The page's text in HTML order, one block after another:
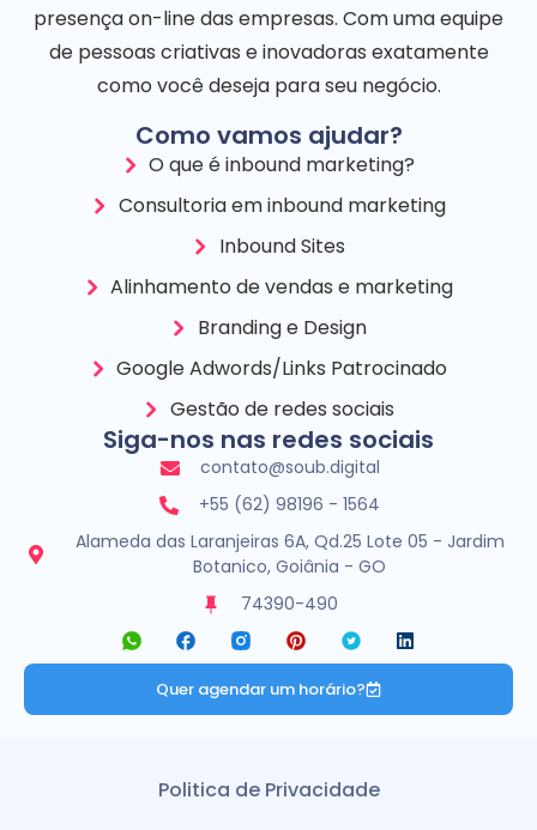
Siga-nos nas redes sociais
contato@soub.digital
+55 (62) 98196 - 1564
Alameda das Laranjeiras 6A, Qd.25 Lote 05 - Jardim
Botanico, Goiânia - GO
74390-490
Quer agendar um horário?
presença on-line das empresas. Com uma equipe
de pessoas criativas e inovadoras exatamente
como você deseja para seu negócio.
Como vamos ajudar?
O que é inbound marketing?
Consultoria em inbound marketing
Inbound Sites
Alinhamento de vendas e marketing
Branding e Design
Google Adwords/Links Patrocinado
Gestão de redes sociais
Politica de Privacidade